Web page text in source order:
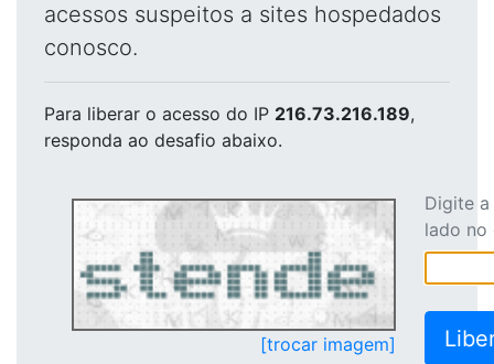
acessos suspeitos a sites hospedados
conosco.
Para liberar o acesso do IP 216.73.216.189,
responda ao desafio abaixo.
[trocar imagem]
Digite
lado no